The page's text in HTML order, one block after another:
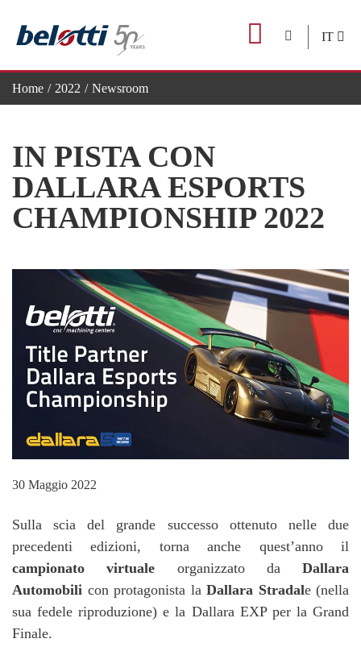
content
IT
Home 2022 Newsroom
IN PISTA CON
DALLARA ESPORTS
CHAMPIONSHIP 2022
30 Maggio 2022
Sulla scia del grande successo ottenuto nelle due
precedenti edizioni, torna anche quest’anno il
campionato virtuale organizzato da Dallara
Automobili con protagonista la Dallara Stradale (nella
sua fedele riproduzione) e la Dallara EXP per la Grand
Finale.